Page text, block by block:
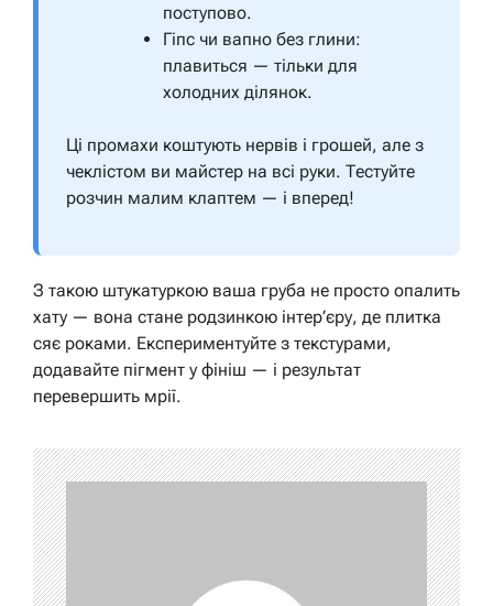
поступово.
Гіпс чи вапно без глини:
плавиться — тільки для
холодних ділянок.
Ці промахи коштують нервів і грошей, але з
чеклістом ви майстер на всі руки. Тестуйте
розчин малим клаптем — і вперед!
З такою штукатуркою ваша груба не просто опалить
хату — вона стане родзинкою інтер’єру, де плитка
сяє роками. Експериментуйте з текстурами,
додавайте пігмент у фініш — і результат
перевершить мрії.